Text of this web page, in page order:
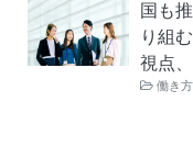
国も
り組
視点
働き方